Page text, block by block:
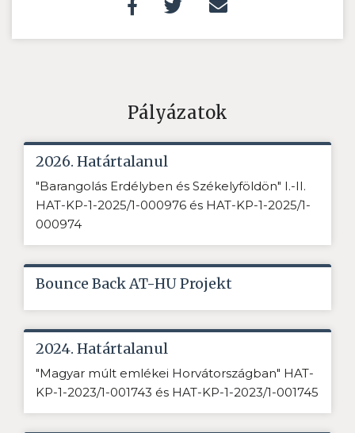
Pályázatok
2026. Határtalanul
"Barangolás Erdélyben és Székelyföldön" I.-II.
HAT-KP-1-2025/1-000976 és HAT-KP-1-2025/1-
000974
Bounce Back AT-HU Projekt
2024. Határtalanul
"Magyar múlt emlékei Horvátországban" HAT-
KP-1-2023/1-001743 és HAT-KP-1-2023/1-001745